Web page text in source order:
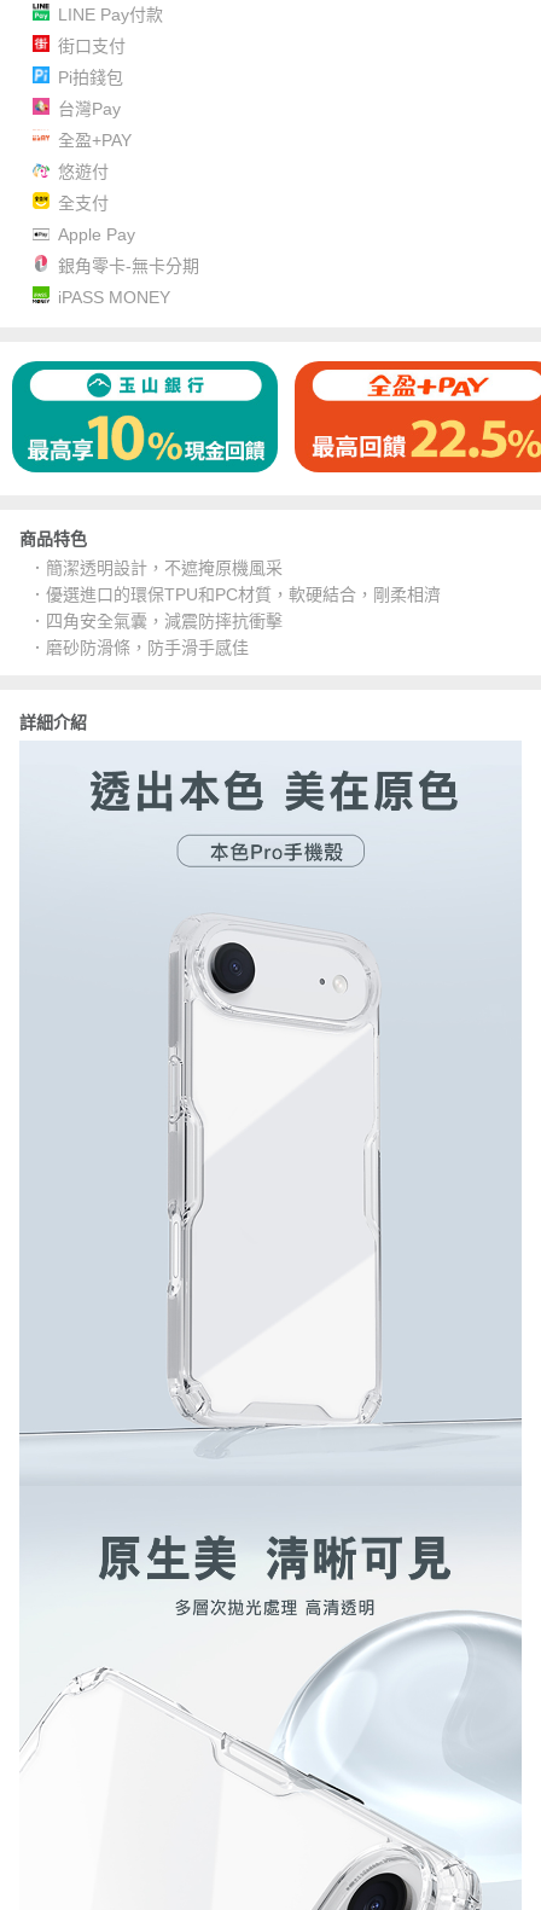
LINE Pay付款
街口支付
Pi拍錢包
台灣Pay
全盈+PAY
悠遊付
全支付
Apple Pay
銀角零卡-無卡分期
iPASS MONEY
商品特色
．簡潔透明設計，不遮掩原機風采
．優選進口的環保TPU和PC材質，軟硬結合，剛柔相濟
．四角安全氣囊，減震防摔抗衝擊
．磨砂防滑條，防手滑手感佳
詳細介紹